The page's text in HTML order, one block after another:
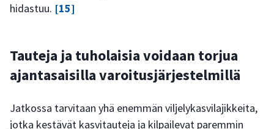
hidastuu. [15]
Tauteja ja tuholaisia voidaan torjua
ajantasaisilla varoitusjärjestelmillä
Jatkossa tarvitaan yhä enemmän viljelykasvilajikkeita,
jotka kestävät kasvitauteja ja kilpailevat paremmin